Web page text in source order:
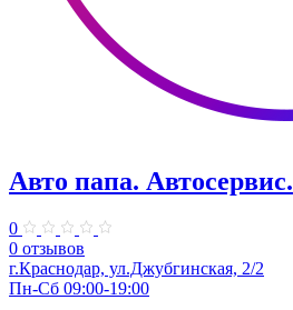
Авто папа. ​Автосервис.
0
0 отзывов
г.Краснодар, ул.Джубгинская, 2/2
Пн-Сб 09:00-19:00